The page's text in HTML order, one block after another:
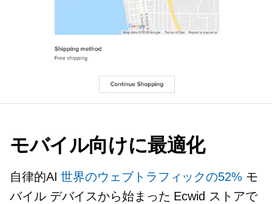
モバイル向けに最適化
自律的AI世界のウェブトラフィックの52% モ
バイル デバイスから始まった Ecwid ストアで